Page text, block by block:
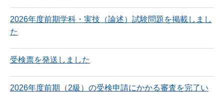
2026年度前期学科・実技（論述）試験問題を掲載しまし
た
受検票を発送しました
2026年度前期（2級）の受検申請にかかる審査を完了い